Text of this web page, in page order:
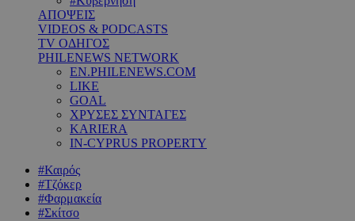
ΑΠΟΨΕΙΣ
VIDEOS & PODCASTS
TV ΟΔΗΓΟΣ
PHILENEWS NETWORK
EN.PHILENEWS.COM
LIKE
GOAL
ΧΡΥΣΕΣ ΣΥΝΤΑΓΕΣ
KARIERA
IN-CYPRUS PROPERTY
#Καιρός
#Τζόκερ
#Φαρμακεία
#Σκίτσο